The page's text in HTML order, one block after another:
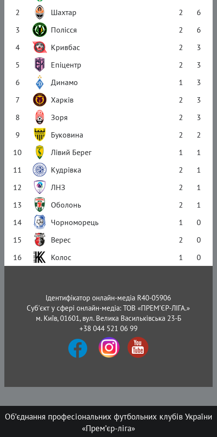
2
Шахтар 2
6
3
Полісся 2
6
4
Кривбас 2
3
5
Епіцентр 2
3
6
Динамо 1
3
7
Харків 2
3
8
Зоря 2
3
9
Буковина 2
2
10
Лівий Берег 1
1
11
Кудрівка 2
1
12
ЛНЗ 2
1
13
Оболонь 2
1
14
Чорноморець 1
0
15
Верес 2
0
16
Колос 1 0
Ідентифікатор онлайн-медіа R40-05906
Суб'єкт у сфері онлайн-медіа: ТОВ «ПРЕМ’ЄР-ЛІГА.»
м. Київ, 01601, вул. Велика Васильківська 23-Б
+38 044 521 06 99
Об’єднання професіональних футбольних клубів України
«Прем’єр-ліга»